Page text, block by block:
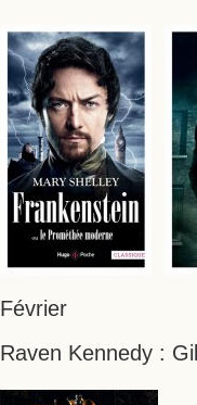
Février
Raven Kennedy :